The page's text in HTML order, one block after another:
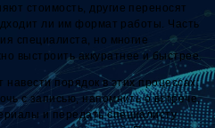
стоимость, другие переносят
ли им формат работы. Часть
специалиста, но многие
выстроить аккуратнее и быстрее.
навести порядок в этих процессах:
с записью, напомнить о встрече,
и передать специалисту